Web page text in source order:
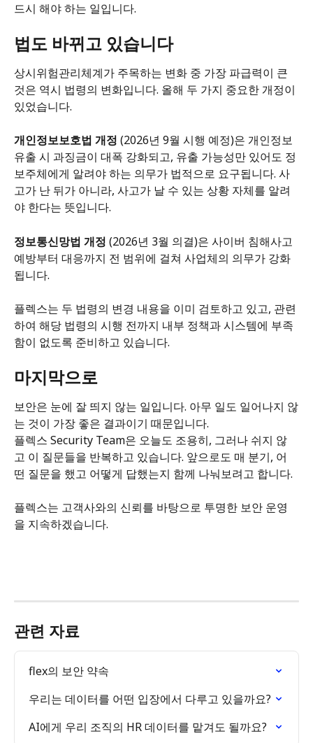
드시 해야 하는 일입니다.
법도 바뀌고 있습니다
상시위험관리체계가 주목하는 변화 중 가장 파급력이 큰
것은 역시 법령의 변화입니다. 올해 두 가지 중요한 개정이
있었습니다.
개인정보보호법 개정 (2026년 9월 시행 예정)은 개인정보
유출 시 과징금이 대폭 강화되고, 유출 가능성만 있어도 정
보주체에게 알려야 하는 의무가 법적으로 요구됩니다. 사
고가 난 뒤가 아니라, 사고가 날 수 있는 상황 자체를 알려
야 한다는 뜻입니다.
정보통신망법 개정 (2026년 3월 의결)은 사이버 침해사고
예방부터 대응까지 전 범위에 걸쳐 사업체의 의무가 강화
됩니다.
플렉스는 두 법령의 변경 내용을 이미 검토하고 있고, 관련
하여 해당 법령의 시행 전까지 내부 정책과 시스템에 부족
함이 없도록 준비하고 있습니다.
마지막으로
보안은 눈에 잘 띄지 않는 일입니다. 아무 일도 일어나지 않
는 것이 가장 좋은 결과이기 때문입니다.
플렉스 Security Team은 오늘도 조용히, 그러나 쉬지 않
고 이 질문들을 반복하고 있습니다. 앞으로도 매 분기, 어
떤 질문을 했고 어떻게 답했는지 함께 나눠보려고 합니다.
플렉스는 고객사와의 신뢰를 바탕으로 투명한 보안 운영
을 지속하겠습니다.
관련 자료
flex의 보안 약속
우리는 데이터를 어떤 입장에서 다루고 있을까요?
AI에게 우리 조직의 HR 데이터를 맡겨도 될까요?